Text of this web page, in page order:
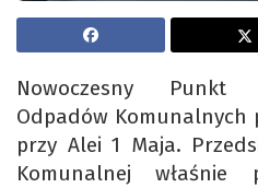
Nowoczesny Punkt
Odpadów Komunalnych
przy Alei 1 Maja.
Komunalnej właśnie